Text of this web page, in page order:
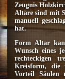
Zeugnis
Altäre sind mit
manuell
hat.
Form Altar
Wunsch eines
rechteckigen
Kreisform, die
Vorteil Säulen